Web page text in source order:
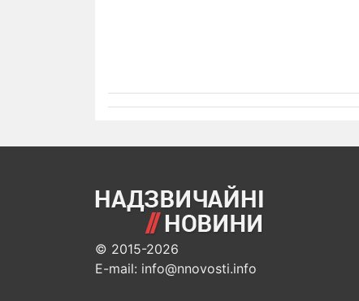
© 2015-2026
E-mail: info@nnovosti.info